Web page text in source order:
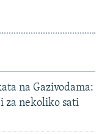
na Gazivodama:
za nekoliko sati